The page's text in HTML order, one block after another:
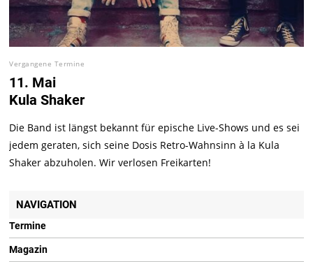
Vergangene Termine
11. Mai
Kula Shaker
Die Band ist längst bekannt für epische Live-Shows und es sei
jedem geraten, sich seine Dosis Retro-Wahnsinn à la Kula
Shaker abzuholen. Wir verlosen Freikarten!
NAVIGATION
Termine
Magazin